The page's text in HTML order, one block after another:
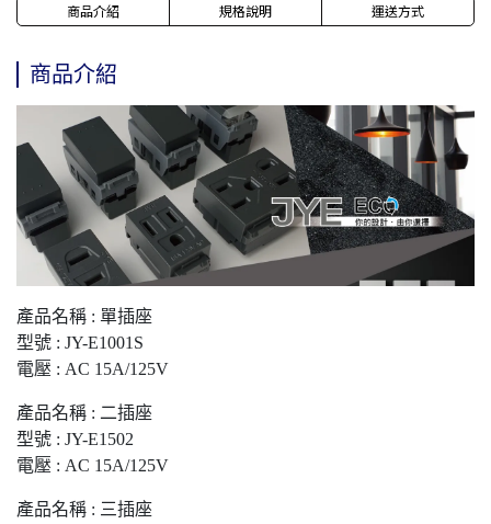
商品介紹 規格說明 運送方式
商品介紹
產品名稱 : 單插座
型號 : JY-E1001S
電壓 : AC 15A/125V
產品名稱 : 二插座
型號 : JY-E1502
電壓 : AC 15A/125V
產品名稱 : 三插座